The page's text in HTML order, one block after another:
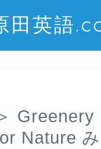
田英語
Greenery
Nature み